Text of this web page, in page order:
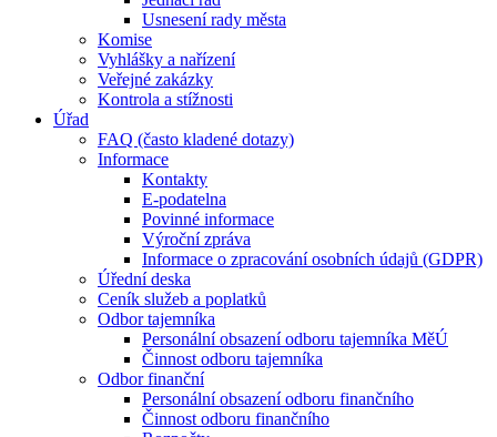
Usnesení rady města
Komise
Vyhlášky a nařízení
Veřejné zakázky
Kontrola a stížnosti
Úřad
FAQ (často kladené dotazy)
Informace
Kontakty
E-podatelna
Povinné informace
Výroční zpráva
Informace o zpracování osobních údajů (GDPR)
Úřední deska
Ceník služeb a poplatků
Odbor tajemníka
Personální obsazení odboru tajemníka MěÚ
Činnost odboru tajemníka
Odbor finanční
Personální obsazení odboru finančního
Činnost odboru finančního